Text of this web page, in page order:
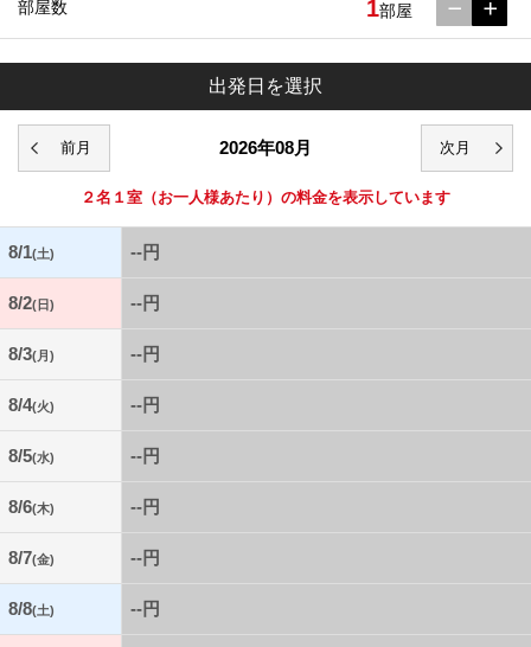
部屋数 1部屋
出発日を選択
2026年08月
２名１室 （お一人様あたり）の料金を表示しています
8/1(土) --円
8/2(日) --円
8/3(月) --円
8/4(火) --円
8/5(水) --円
8/6(木) --円
8/7(金) --円
8/8(土) --円